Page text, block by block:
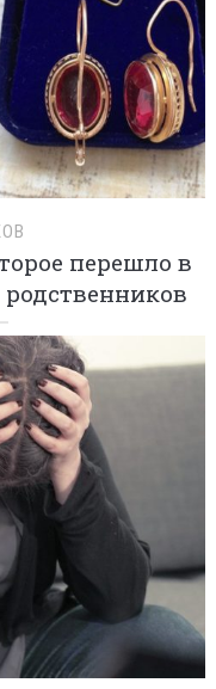
перешло в